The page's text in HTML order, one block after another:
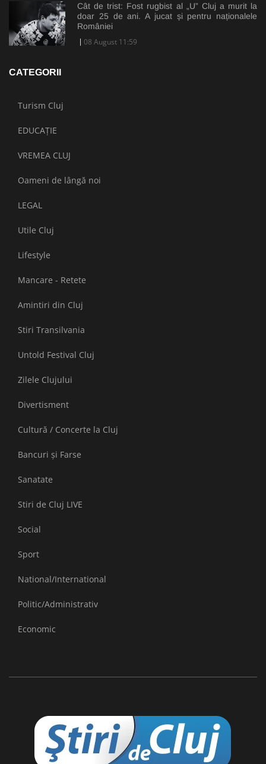
Cât de trist: Fost rugbist al „U” Cluj a murit la
doar 25 de ani. A jucat și pentru naționalele
României
08 August 11:59
CATEGORII
Turism Cluj
EDUCAȚIE
VREMEA CLUJ
Oameni de lângă noi
LEGAL
Utile Cluj
Lifestyle
Mancare - Retete
Amintiri din Cluj
Stiri Transilvania
Untold Festival Cluj
Zilele Clujului
Divertisment
Cultură / Concerte la Cluj
Bancuri și Farse
Sanatate
Stiri de Cluj LIVE
Social
Sport
National/International
Politic/Administrativ
Economic